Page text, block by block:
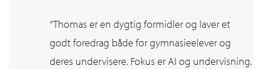
“Thomas er en dygtig formidler og laver et
godt foredrag både for gymnasieelever og
deres undervisere. Fokus er AI og undervisning.